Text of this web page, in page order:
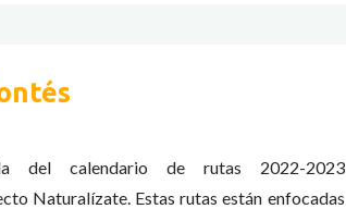
del calendario de rutas 2022-2023
Naturalízate. Estas rutas están enfocadas